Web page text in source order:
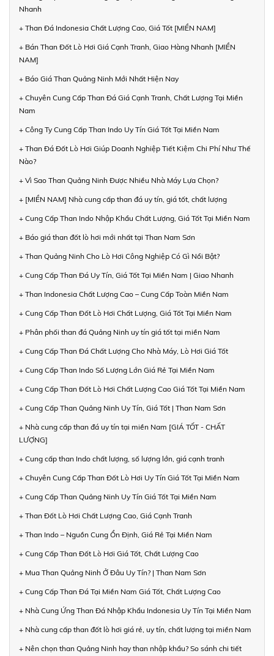
Nhanh
+ Than Đá Indonesia Chất Lượng Cao, Giá Tốt [MIỀN NAM]
+ Bán Than Đốt Lò Hơi Giá Cạnh Tranh, Giao Hàng Nhanh [MIỀN
NAM]
+ Báo Giá Than Quảng Ninh Mới Nhất Hiện Nay
+ Chuyên Cung Cấp Than Đá Giá Cạnh Tranh, Chất Lượng Tại Miền
Nam
+ Công Ty Cung Cấp Than Indo Uy Tín Giá Tốt Tại Miền Nam
+ Than Đá Đốt Lò Hơi Giúp Doanh Nghiệp Tiết Kiệm Chi Phí Như Thế
Nào?
+ Vì Sao Than Quảng Ninh Được Nhiều Nhà Máy Lựa Chọn?
+ [MIỀN NAM] Nhà cung cấp than đá uy tín, giá tốt, chất lượng
+ Cung Cấp Than Indo Nhập Khẩu Chất Lượng, Giá Tốt Tại Miền Nam
+ Báo giá than đốt lò hơi mới nhất tại Than Nam Sơn
+ Than Quảng Ninh Cho Lò Hơi Công Nghiệp Có Gì Nổi Bật?
+ Cung Cấp Than Đá Uy Tín, Giá Tốt Tại Miền Nam | Giao Nhanh
+ Than Indonesia Chất Lượng Cao – Cung Cấp Toàn Miền Nam
+ Cung Cấp Than Đốt Lò Hơi Chất Lượng, Giá Tốt Tại Miền Nam
+ Phân phối than đá Quảng Ninh uy tín giá tốt tại miền Nam
+ Cung Cấp Than Đá Chất Lượng Cho Nhà Máy, Lò Hơi Giá Tốt
+ Cung Cấp Than Indo Số Lượng Lớn Giá Rẻ Tại Miền Nam
+ Cung Cấp Than Đốt Lò Hơi Chất Lượng Cao Giá Tốt Tại Miền Nam
+ Cung Cấp Than Quảng Ninh Uy Tín, Giá Tốt | Than Nam Sơn
+ Nhà cung cấp than đá uy tín tại miền Nam [GIÁ TỐT - CHẤT
LƯỢNG]
+ Cung cấp than Indo chất lượng, số lượng lớn, giá cạnh tranh
+ Chuyên Cung Cấp Than Đốt Lò Hơi Uy Tín Giá Tốt Tại Miền Nam
+ Cung Cấp Than Quảng Ninh Uy Tín Giá Tốt Tại Miền Nam
+ Than Đốt Lò Hơi Chất Lượng Cao, Giá Cạnh Tranh
+ Than Indo – Nguồn Cung Ổn Định, Giá Rẻ Tại Miền Nam
+ Cung Cấp Than Đốt Lò Hơi Giá Tốt, Chất Lượng Cao
+ Mua Than Quảng Ninh Ở Đâu Uy Tín? | Than Nam Sơn
+ Cung Cấp Than Đá Tại Miền Nam Giá Tốt, Chất Lượng Cao
+ Nhà Cung Ứng Than Đá Nhập Khẩu Indonesia Uy Tín Tại Miền Nam
+ Nhà cung cấp than đốt lò hơi giá rẻ, uy tín, chất lượng tại miền Nam
+ Nên chọn than Quảng Ninh hay than nhập khẩu? So sánh chi tiết